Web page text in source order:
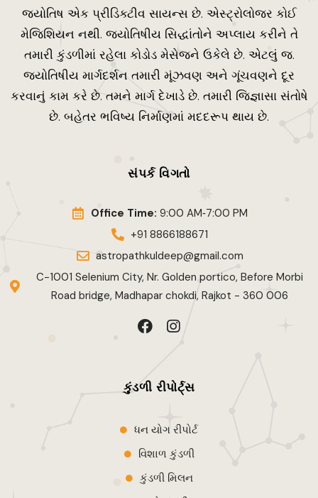
જ્યોતિષ એક પ્રીડિક્ટીવ સાયન્સ છે. એસ્ટ્રોલોજર કોઈ
મેજિશિયન નથી. જ્યોતિષીય સિદ્ધાંતોને અપ્લાય કરીને તે
તમારી કુંડળીમાં રહેલા કોડોડ મેસેજને ઉકેલે છે. એટલું જ.
જ્યોતિષીય માર્ગદર્શન તમારી મૂંઝવણ અને ગૂંચવણને દૂર
કરવાનું કામ કરે છે. તમને માર્ગ દેખાડે છે. તમારી જિજ્ઞાસા સંતોષે
છે. બહેતર ભવિષ્ય નિર્માણમાં મદદરૂપ થાય છે.
સંપર્ક વિગતો
Office Time: 9:00 AM‑7:00 PM
+91 8866188671
astropathkuldeep@gmail.com
C-1001 Selenium City, Nr. Golden portico, Before Morbi
Road bridge, Madhapar chokdi, Rajkot - 360 006
F
b
k
I
a
a
m
કુંડળી રીપોર્ટ્સ
ધન યોગ રીપોર્ટ
વિશાળ કુંડળી
કુંડળી મિલન